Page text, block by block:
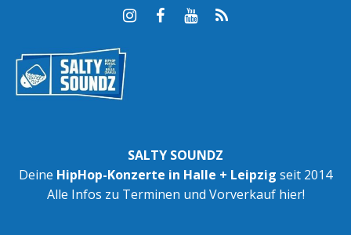
SALTY SOUNDZ
Deine HipHop-Konzerte in Halle + Leipzig seit 2014
Alle Infos zu Terminen und Vorverkauf hier!